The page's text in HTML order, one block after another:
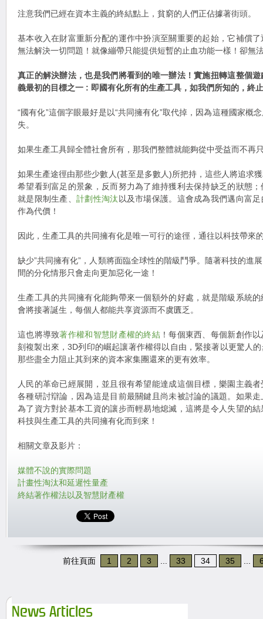
注意我們已經在資本主義的終結點上，貧窮的人們正佔據著街頭。
基本收入在財富重新分配的運作中扮演至關重要的起始，它補償
無法解決一切問題！就像繃帶只能提供短暫的止血功能一樣！卻無
真正的解決辦法，也是我們將看到的唯一辦法！實施扭轉這整個
義最初的目標之一 : 即國有化所有的生產工具，如我們所知的，終
“國有化”這個字眼最好是以“共同擁有化”取代掉，因為這種國家概
失。
如果生產工具歸全體社會所有，那我們整體就能夠從中受益而不再
如果生產途徑由那些少數人(甚至是多數人)所把持，這些人將追求
希望看到富足的景象，反而努力為了維持獲利去保持缺乏的狀態
就是限制生產、計劃性淘汰以及市場保護。這會成為我們邁向富
作為代價！
因此，生產工具的共同擁有化是唯一可行的途徑，通往以科技帶來
缺少”共同擁有化”，人類將面臨全球性的階級鬥爭。隨著科技的進
間的分化情形只會走向更加惡化一途！
生產工具的共同擁有化能夠帶來一個額外的好處，就是階級系統
會將接著誕生，每個人都能共享資源而不虞匱乏。
這也將導致著作權和智慧財產權的終結！每個東西、每個新創作
刻複製出來，3D列印的崛起讓著作權得以自由，緊接著以更驚人
那些盡全力阻止其到來的資本家集團還來的更有效率。
人民的革命已經展開，並且很有希望能達成這個目標，樂園主義
各種研討辯論，因為這是目前最關鍵且尚未被討論的議題。如果
為了資方對於基本工資的讓步而輕易地熄滅，這將是令人失望的
科技與生產工具的共同擁有化而到來！
相關文章及影片：
媒體不說的實際問題
計畫性淘汰和延遲性量產
終結著作權法以及智慧財產權
前往頁面 1 2 3 33 34 35
News Articles